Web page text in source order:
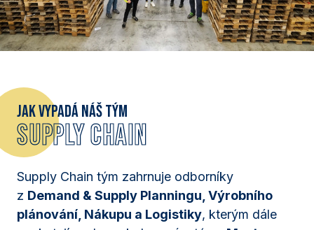
Jak vypadá náš tým
Supply Chain
Supply Chain tým zahrnuje odborníky
z Demand & Supply Planningu, Výrobního
plánování, Nákupu a Logistiky, kterým dále